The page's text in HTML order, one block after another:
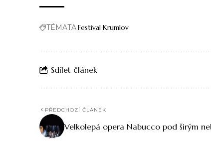
TÉMATAFestival Krumlov
Sdílet článek
PŘEDCHOZÍ ČLÁNEK
Velkolepá opera Nabucco pod širým